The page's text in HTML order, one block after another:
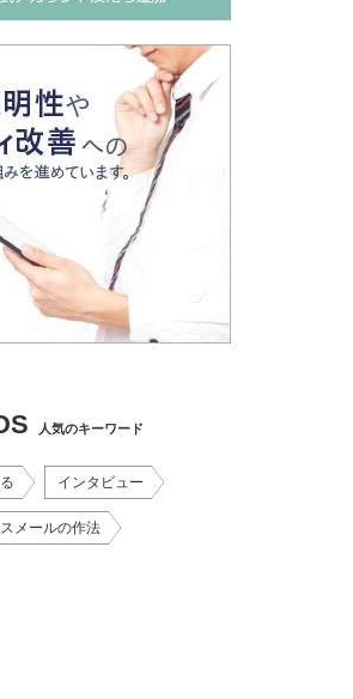
人気のキーワード
インタビュー
メールの作法